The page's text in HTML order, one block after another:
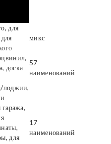
для
микс
доска
57
наименований
лоджии,
гаража,
для
17
наименований